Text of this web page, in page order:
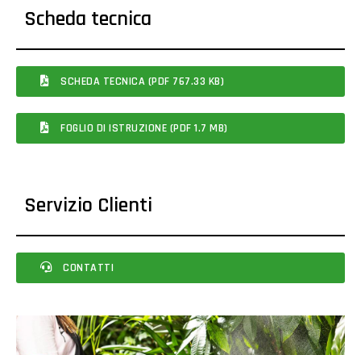
Scheda tecnica
SCHEDA TECNICA (PDF 767.33 KB)
FOGLIO DI ISTRUZIONE (PDF 1.7 MB)
Servizio Clienti
CONTATTI